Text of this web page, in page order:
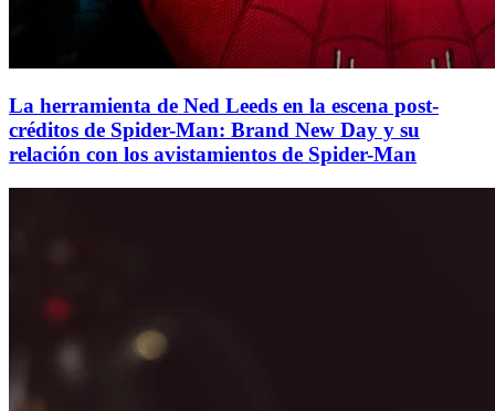
La herramienta de Ned Leeds en la escena post-
créditos de Spider-Man: Brand New Day y su
relación con los avistamientos de Spider-Man